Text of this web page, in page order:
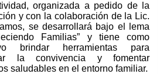
organizada a pedido de la
y con la colaboración de la Lic.
se desarrollará bajo el lema
Familias” y tiene como
brindar herramientas para
la convivencia y fomentar
saludables en el entorno familiar.